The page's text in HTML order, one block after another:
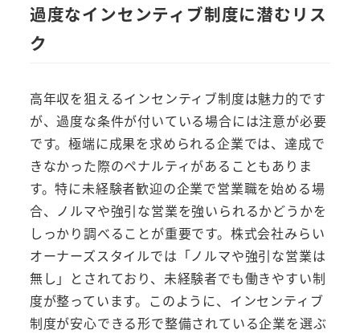
過度なインセンティブ制度に潜むリス
ク
高年収を狙えるインセンティブ制度は魅力的です
が、過度な条件が付いている場合には注意が必要
です。極端に成果を求められる企業では、達成で
きなかった際のペナルティがあることもありま
す。特に未経験者歓迎の企業で営業職を始める場
合、ノルマや強引な営業を強いられるかどうかを
しっかり調べることが重要です。株式会社みらい
オーナーズスタイルでは「ノルマや強引な営業は
無し」とされており、未経験者でも働きやすい制
度が整っています。このように、インセンティブ
制度が安心できる形で整備されている企業を選ぶ